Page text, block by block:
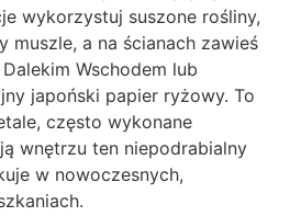
wykorzystuj suszone rośliny,
muszle, a na ścianach zawieś
Wschodem lub
japoński papier ryżowy. To
często wykonane
wnętrzu ten niepodrabialny
w nowoczesnych,